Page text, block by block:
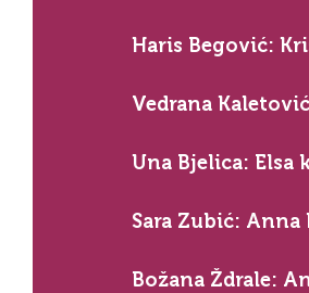
Haris Begović:
Vedrana
Una Bjelica: Elsa
Sara Zubić:
Božana Ždrale: